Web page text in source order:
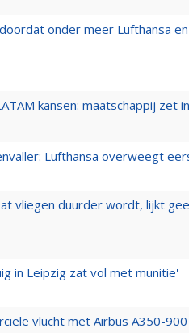
onder meer Lufthansa
kansen: maatschappij zet
Lufthansa overweegt
vliegen duurder wordt, lijkt
in Leipzig zat vol met munitie'
vlucht met Airbus A350-